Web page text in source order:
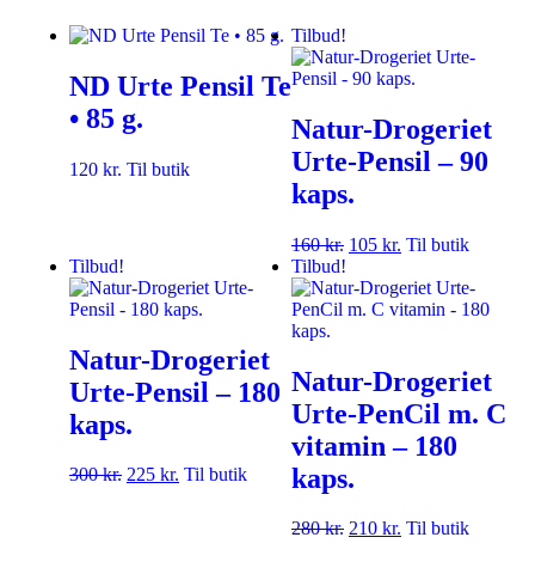
ND Urte Pensil Te
• 85 g.
120 kr. Til butik
Tilbud!
Natur-Drogeriet
Urte-Pensil – 90
kaps.
160kr. 105 kr. Til butik
Tilbud!
Natur-Drogeriet
Urte-Pensil – 180
kaps.
300kr. 225 kr. Til butik
Tilbud!
Natur-Drogeriet
Urte-PenCil m. C
vitamin – 180
kaps.
280kr. 210 kr. Til butik